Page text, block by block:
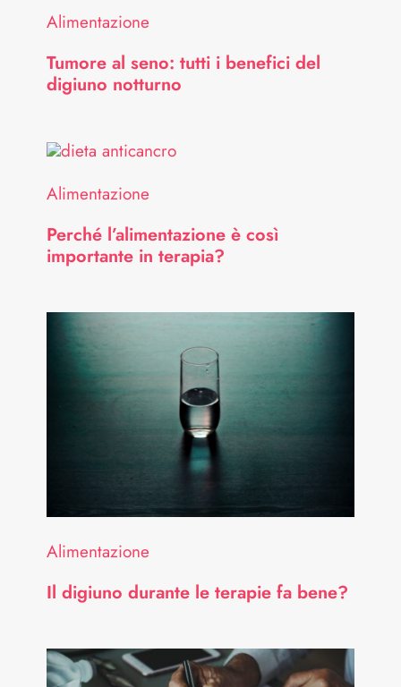
Alimentazione
Tumore al seno: tutti i benefici del
digiuno notturno
Alimentazione
Perché l’alimentazione è così
importante in terapia?
Alimentazione
Il digiuno durante le terapie fa bene?